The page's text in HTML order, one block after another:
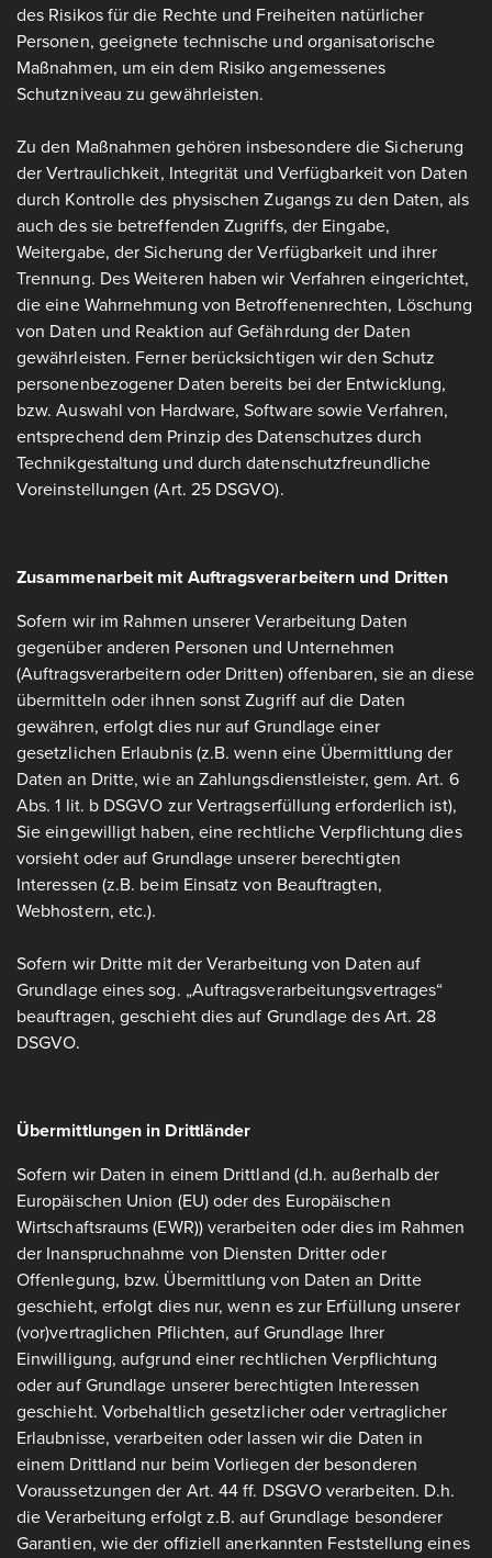
des Risikos für die Rechte und Freiheiten natürlicher
Personen, geeignete technische und organisatorische
Maßnahmen, um ein dem Risiko angemessenes
Schutzniveau zu gewährleisten.
Zu den Maßnahmen gehören insbesondere die Sicherung
der Vertraulichkeit, Integrität und Verfügbarkeit von Daten
durch Kontrolle des physischen Zugangs zu den Daten, als
auch des sie betreffenden Zugriffs, der Eingabe,
Weitergabe, der Sicherung der Verfügbarkeit und ihrer
Trennung. Des Weiteren haben wir Verfahren eingerichtet,
die eine Wahrnehmung von Betroffenenrechten, Löschung
von Daten und Reaktion auf Gefährdung der Daten
gewährleisten. Ferner berücksichtigen wir den Schutz
personenbezogener Daten bereits bei der Entwicklung,
bzw. Auswahl von Hardware, Software sowie Verfahren,
entsprechend dem Prinzip des Datenschutzes durch
Technikgestaltung und durch datenschutzfreundliche
Voreinstellungen (Art. 25 DSGVO).
Zusammenarbeit mit Auftragsverarbeitern und Dritten
Sofern wir im Rahmen unserer Verarbeitung Daten
gegenüber anderen Personen und Unternehmen
(Auftragsverarbeitern oder Dritten) offenbaren, sie an diese
übermitteln oder ihnen sonst Zugriff auf die Daten
gewähren, erfolgt dies nur auf Grundlage einer
gesetzlichen Erlaubnis (z.B. wenn eine Übermittlung der
Daten an Dritte, wie an Zahlungsdienstleister, gem. Art. 6
Abs. 1 lit. b DSGVO zur Vertragserfüllung erforderlich ist),
Sie eingewilligt haben, eine rechtliche Verpflichtung dies
vorsieht oder auf Grundlage unserer berechtigten
Interessen (z.B. beim Einsatz von Beauftragten,
Webhostern, etc.).
Sofern wir Dritte mit der Verarbeitung von Daten auf
Grundlage eines sog. „Auftragsverarbeitungsvertrages“
beauftragen, geschieht dies auf Grundlage des Art. 28
DSGVO.
Übermittlungen in Drittländer
Sofern wir Daten in einem Drittland (d.h. außerhalb der
Europäischen Union (EU) oder des Europäischen
Wirtschaftsraums (EWR)) verarbeiten oder dies im Rahmen
der Inanspruchnahme von Diensten Dritter oder
Offenlegung, bzw. Übermittlung von Daten an Dritte
geschieht, erfolgt dies nur, wenn es zur Erfüllung unserer
(vor)vertraglichen Pflichten, auf Grundlage Ihrer
Einwilligung, aufgrund einer rechtlichen Verpflichtung
oder auf Grundlage unserer berechtigten Interessen
geschieht. Vorbehaltlich gesetzlicher oder vertraglicher
Erlaubnisse, verarbeiten oder lassen wir die Daten in
einem Drittland nur beim Vorliegen der besonderen
Voraussetzungen der Art. 44 ff. DSGVO verarbeiten. D.h.
die Verarbeitung erfolgt z.B. auf Grundlage besonderer
Garantien, wie der offiziell anerkannten Feststellung eines